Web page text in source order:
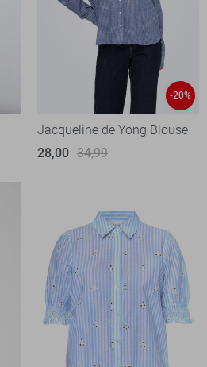
-20%
Jacqueline de Yong Blouse
28,00 34,99